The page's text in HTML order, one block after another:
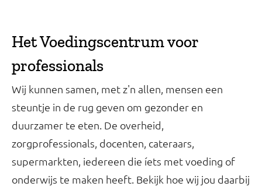
Het Voedingscentrum voor
professionals
Wij kunnen samen, met z'n allen, mensen een
steuntje in de rug geven om gezonder en
duurzamer te eten. De overheid,
zorgprofessionals, docenten, cateraars,
supermarkten, iedereen die íets met voeding of
onderwijs te maken heeft. Bekijk hoe wij jou daarbij